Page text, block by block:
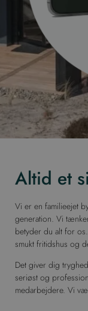
Altid et
Vi er en familieejet
generation. Vi
betyder du alt for
smukt fritidshus og
Det giver dig
seriøst og
medarbejdere. Vi